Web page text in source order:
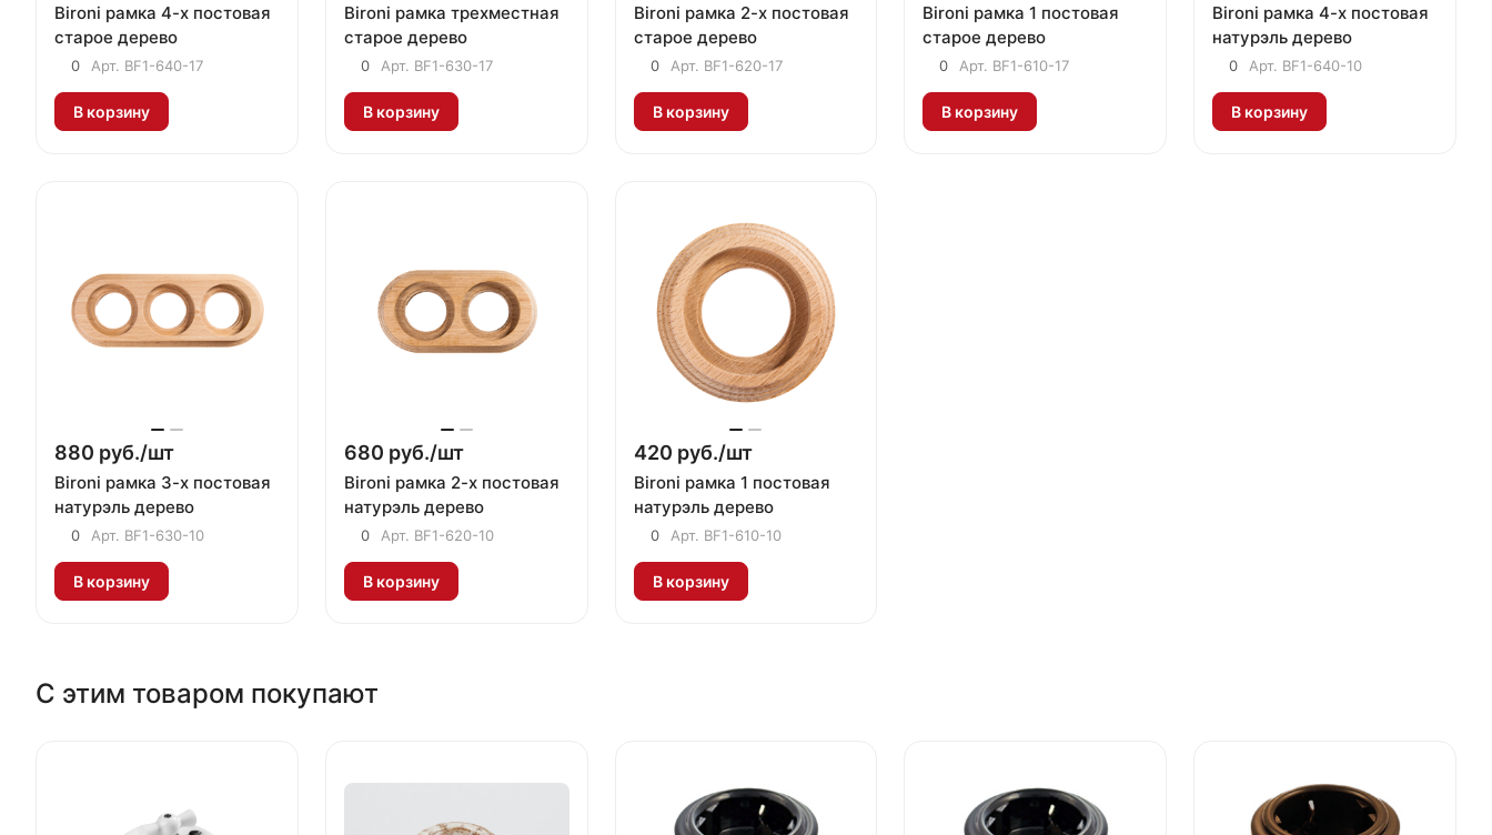
Bironi рамка 4-х постовая
старое дерево
0 Арт. BF1-640-17
В корзину
Bironi рамка трехместная
старое дерево
0 Арт. BF1-630-17
В корзину
Bironi рамка 2-х постовая
старое дерево
0 Арт. BF1-620-17
В корзину
Bironi рамка 1 постовая
старое дерево
0 Арт. BF1-610-17
В корзину
Bironi рамка 4-х постовая
натурэль дерево
0 Арт. BF1-640-10
В корзину
880 руб./шт
Bironi рамка 3-х постовая
натурэль дерево
0 Арт. BF1-630-10
В корзину
680 руб./шт
Bironi рамка 2-х постовая
натурэль дерево
0 Арт. BF1-620-10
В корзину
420 руб./шт
Bironi рамка 1 постовая
натурэль дерево
0 Арт. BF1-610-10
В корзину
С этим товаром покупают